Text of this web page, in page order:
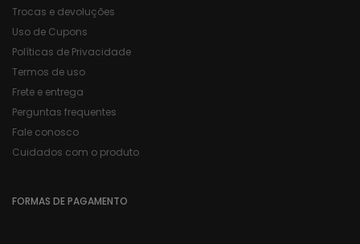
Trocas e devoluções
Uso de Cupons
Políticas de Privacidade
Termos de uso
Frete e entrega
Perguntas frequentes
Fale conosco
Cuidados com o produto
FORMAS DE PAGAMENTO